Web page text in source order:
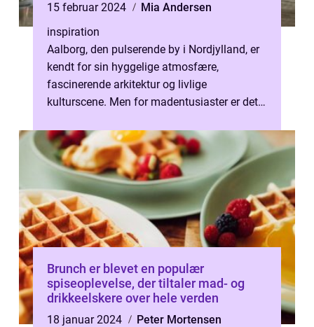
15 februar 2024
Mia Andersen
inspiration
Aalborg, den pulserende by i Nordjylland, er
kendt for sin hyggelige atmosfære,
fascinerende arkitektur og livlige
kulturscene. Men for madentusiaster er det
Brunch er blevet en populær
spiseoplevelse, der tiltaler mad- og
drikkeelskere over hele verden
18 januar 2024
Peter Mortensen